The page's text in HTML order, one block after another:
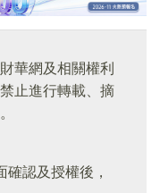
華網及相關權利
止進行轉載、摘
確認及授權後，